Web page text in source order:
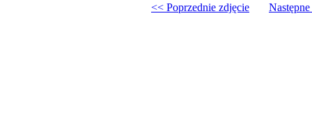
<< Poprzednie zdjęcie